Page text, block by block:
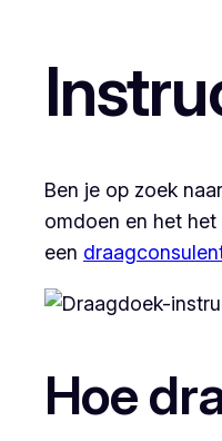
Ben je op zoek
omdoen en het
een
Hoe